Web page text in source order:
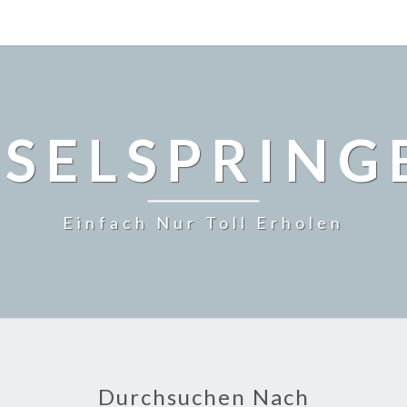
Einfach Nur Toll Erholen
Durchsuchen Nach